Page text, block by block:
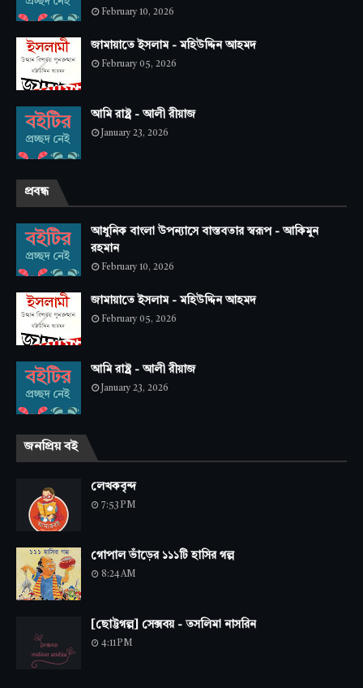
February 10, 2026
জামায়াতে ইসলাম - মহিউদ্দিন আহমদ
February 05, 2026
আমি রাষ্ট্র - আলী রীয়াজ
January 23, 2026
প্রবন্ধ
আধুনিক বাংলা উপন্যাসে বাস্তবতার স্বরূপ - আকিমুন
রহমান
February 10, 2026
জামায়াতে ইসলাম - মহিউদ্দিন আহমদ
February 05, 2026
আমি রাষ্ট্র - আলী রীয়াজ
January 23, 2026
জনপ্রিয় বই
লেখকবৃন্দ
7:53 PM
গোপাল ভাঁড়ের ১১১টি হাসির গল্প
8:24 AM
[ছোট্টগল্প] সেক্সবয় - তসলিমা নাসরিন
4:11 PM